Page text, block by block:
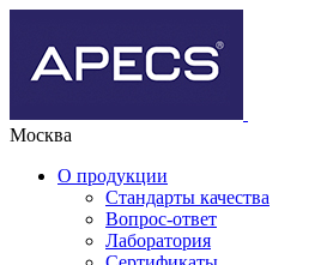
Москва
О продукции
Стандарты качества
Вопрос-ответ
Лаборатория